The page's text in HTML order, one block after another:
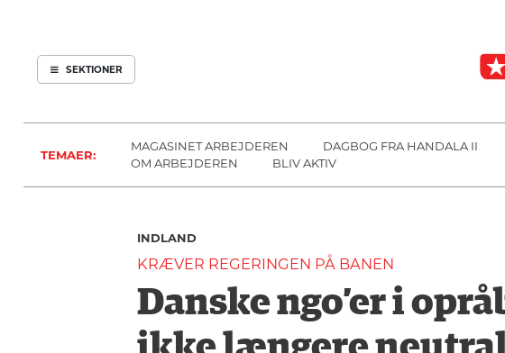
SEKTIONER
ARBEJDEREN
MENER
UDLAND
LÆSER
LÆSER
SOUNDCLOUD
ABONNER
LOG IND
OM
SEKTIONER
TEMAER:
MAGASINET ARBEJDEREN DAGBOG FRA HANDALA II
OM ARBEJDEREN
BLIV AKTIV
INDLAND
KRÆVER REGERINGEN PÅ BANEN
Danske ngo’er i